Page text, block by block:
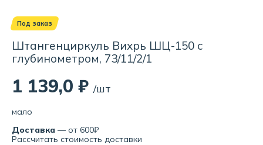
Под заказ
Штангенциркуль Вихрь ШЦ-150 с
глубинометром, 73/11/2/1
1 139,0 ₽ /шт
мало
Доставка — от 600₽
Рассчитать стоимость доставки